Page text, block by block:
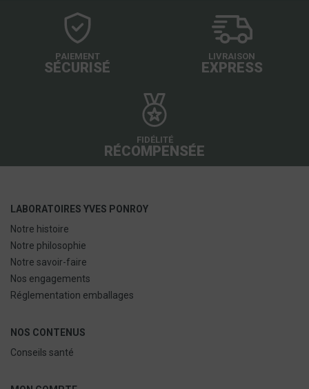
PAIEMENT
SÉCURISÉ
LIVRAISON
EXPRESS
FIDÉLITÉ
RÉCOMPENSÉE
LABORATOIRES YVES PONROY
Notre histoire
Notre philosophie
Notre savoir-faire
Nos engagements
Réglementation emballages
NOS CONTENUS
Conseils santé